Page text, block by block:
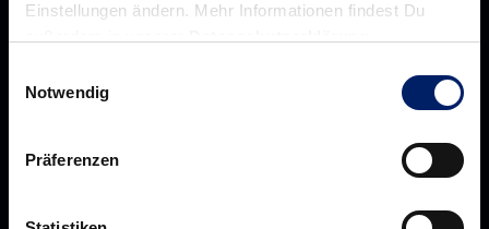
Einstellungen ändern. Mehr Informationen findest Du
Notwendig
Präferenzen